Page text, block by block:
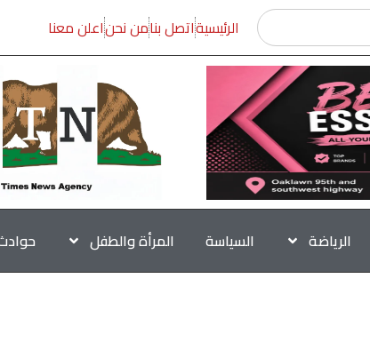
الرئيسيةاتصل بنامن نحناعلن معنا
الرياضة السياسة المرأة والطفل